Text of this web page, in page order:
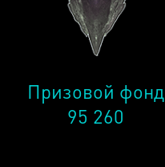
Призовой фонд
95 260